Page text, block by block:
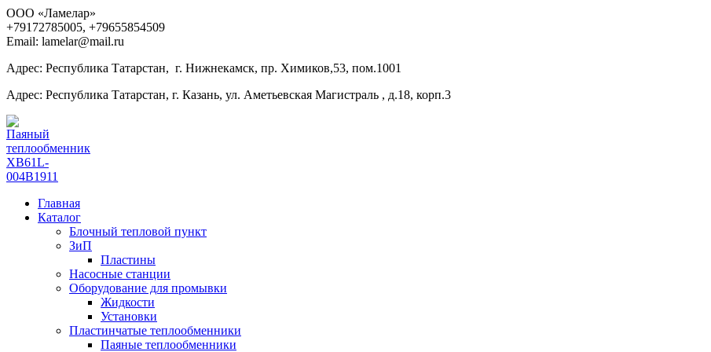
ООО «Ламелар»
+79172785005, +79655854509
Email: lamelar@mail.ru
Адрес: Республика Татарстан, г. Нижнекамск, пр. Химиков,53, пом.1001
Адрес: Республика Татарстан, г. Казань, ул. Аметьевская Магистраль , д.18, корп.3
Главная
Каталог
Блочный тепловой пункт
ЗиП
Пластины
Насосные станции
Оборудование для промывки
Жидкости
Установки
Пластинчатые теплообменники
Паяные теплообменники